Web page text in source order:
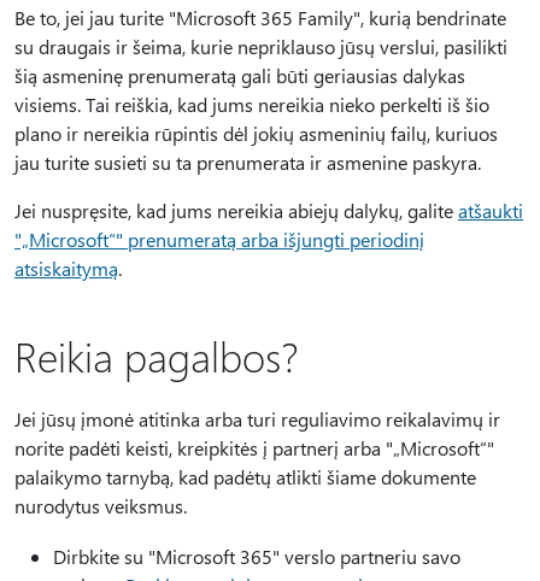
Be to, jei jau turite "Microsoft 365 Family", kurią bendrinate
su draugais ir šeima, kurie nepriklauso jūsų verslui, pasilikti
šią asmeninę prenumeratą gali būti geriausias dalykas
visiems. Tai reiškia, kad jums nereikia nieko perkelti iš šio
plano ir nereikia rūpintis dėl jokių asmeninių failų, kuriuos
jau turite susieti su ta prenumerata ir asmenine paskyra.
Jei nuspręsite, kad jums nereikia abiejų dalykų, galiteatšaukti
"„Microsoft“" prenumeratą arba išjungti periodinį
atsiskaitymą.
Reikia pagalbos?
Jei jūsų įmonė atitinka arba turi reguliavimo reikalavimų ir
norite padėti keisti, kreipkitės į partnerį arba "„Microsoft“"
palaikymo tarnybą, kad padėtų atlikti šiame dokumente
nurodytus veiksmus.
Dirbkite su "Microsoft 365" verslo partneriu savo